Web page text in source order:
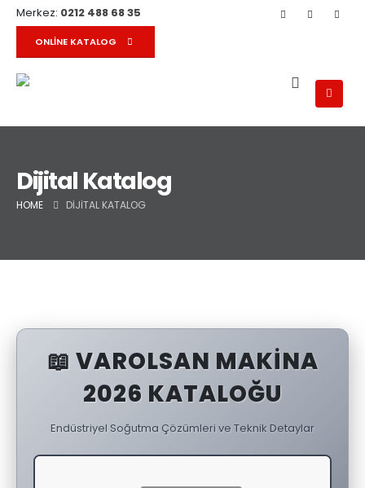
Merkez: 0212 488 68 35
ONLINE KATALOG
Dijital Katalog
HOME DIJITAL KATALOG
📖 VAROLSAN MAKİNA
2026 KATALOĞU
Endüstriyel Soğutma Çözümleri ve Teknik Detaylar